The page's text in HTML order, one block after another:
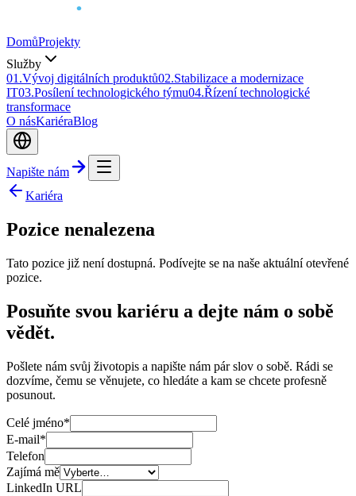
DomůProjekty
Služby
01 .Vývoj digitálních produktů02.Stabilizace a modernizace
IT03.Posílení technologického týmu04.Řízení technologické
transformace
O násKariéraBlog
Napište nám
Kariéra
Pozice nenalezena
Tato pozice již není dostupná. Podívejte se na naše aktuální otevřené
pozice.
Posuňte svou kariéru a dejte nám o sobě
vědět.
Pošlete nám svůj životopis a napište nám pár slov o sobě. Rádi se
dozvíme, čemu se věnujete, co hledáte a kam se chcete profesně
posunout.
Celé jméno*
E-mail*
Telefon
Zajímá mě
LinkedIn URL